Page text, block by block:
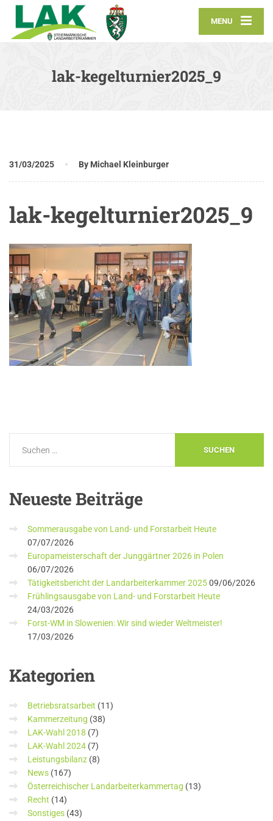
MENU
lak-kegelturnier2025_9
31/03/2025 By Michael Kleinburger
lak-kegelturnier2025_9
NeuesteBeiträge
Sommerausgabe von Land- und Forstarbeit Heute
07/07/2026
Europameisterschaft der Junggärtner 2026 in Polen
06/07/2026
Tätigkeitsbericht der Landarbeiterkammer 202509/06/2026
Frühlingsausgabe von Land- und Forstarbeit Heute
24/03/2026
Forst-WM in Slowenien: Wir sind wieder Weltmeister!
17/03/2026
Kategorien
Betriebsratsarbeit (11)
Kammerzeitung (38)
LAK-Wahl 2018 (7)
LAK-Wahl 2024 (7)
Leistungsbilanz (8)
News (167)
Österreichischer Landarbeiterkammertag (13)
Recht (14)
Sonstiges (43)